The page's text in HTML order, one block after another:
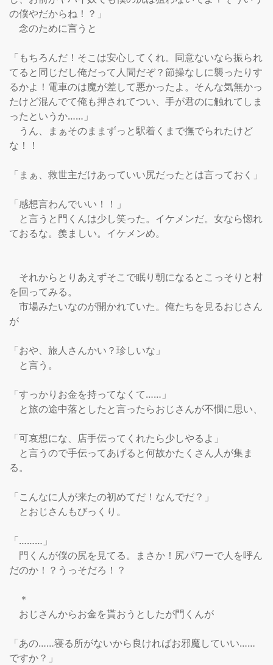
の僕やだからね！？」
念のために言うと
「もちろんだ！そこは安心してくれ。同意ないなら振られ
てると同じだし俺だって人間だぞ？節操なしに襲ったりす
るかよ！電車のは魔が差して悪かったよ。そんな気無かっ
たけど混んでて俺も押されてつい、手が君のに触れてしま
ったというか……」
うん、まぁそのままずっと駅着くまで撫でられたけど
な！！
「まぁ、救世主だけあっていい尻だったとは言っておく」
「感想言わんでいい！！」
と言うと門くんは少し笑った。イケメンだ。女なら惚れ
ておるな。羨ましい。イケメンめ。
それからとりあえずそこで眠り朝になるとこっそりと村
を回ってみる。
市場みたいなのが開かれていた。俺たちを見るおじさん
が
「おや、旅人さんかい？珍しいな」
と言う。
「すっかりお金を持ってなくて……」
と旅の途中落としたと言ったらおじさんが不憫に思い、
「可哀想にな、店手伝ってくれたら少しやるよ」
と言うので手伝ってあげると何故かたくさん人が集ま
る。
「こんなに人が来たの初めてだ！なんでだ？」
とおじさんもびっくり。
「………」
門くんが僕の尻を見てる。まさか！尻パワーで人を呼ん
だのか！？うっそだろ！？
＊
おじさんからお金を貰おうとしたが門くんが
「あの……寝る所がないから良ければお邪魔していい……
ですか？」